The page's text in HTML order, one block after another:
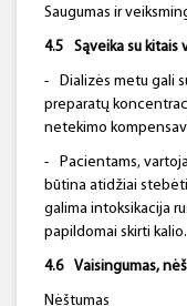
Saugumas ir
4.5 Sąveika su kitais
-
Dializės metu gali
preparatų
netekimo
-
Pacientams,
būtina atidžiai
galima intoksikacija
papildomai skirti kalio.
4.6 Vaisingumas,
Nėštumas